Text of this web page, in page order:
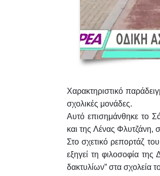
Χαρακτηριστικό
σχολικές μονάδες.
Αυτό επισημάνθηκε το
και της Λένας Φλυτζάνη,
Στο σχετικό ρεπορτάζ
εξηγεί τη φιλοσοφία
δακτυλίων” στα σχολεία